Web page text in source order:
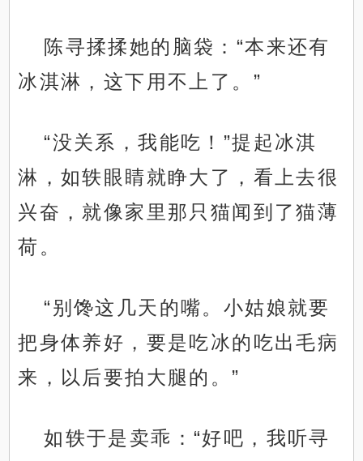
陈寻揉揉她的脑袋：“本来还有
冰淇淋，这下用不上了。”
“没关系，我能吃！”提起冰淇
淋，如轶眼睛就睁大了，看上去很
兴奋，就像家里那只猫闻到了猫薄
荷。
“别馋这几天的嘴。小姑娘就要
把身体养好，要是吃冰的吃出毛病
来，以后要拍大腿的。”
如轶于是卖乖：“好吧，我听寻